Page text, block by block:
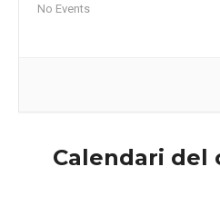
No Events
Calendari